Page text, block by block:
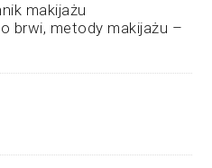
makijażu
brwi, metody makijażu –